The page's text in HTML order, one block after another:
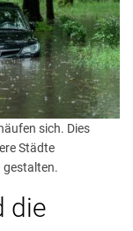
sich. Dies
Städte
gestalten.
die